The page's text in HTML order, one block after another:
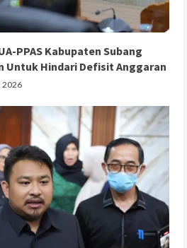
PPAS Kabupaten Subang
Untuk Hindari Defisit Anggaran
2026